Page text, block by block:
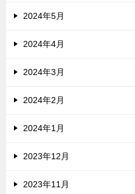
2024年5月
2024年4月
2024年3月
2024年2月
2024年1月
2023年12月
2023年11月